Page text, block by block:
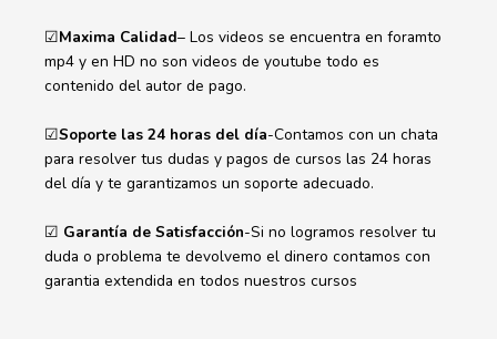
☑Maxima Calidad– Los videos se encuentra en foramto
mp4 y en HD no son videos de youtube todo es
contenido del autor de pago.
☑Soporte las 24 horas del día-Contamos con un chata
para resolver tus dudas y pagos de cursos las 24 horas
del día y te garantizamos un soporte adecuado.
☑ Garantía de Satisfacción-Si no logramos resolver tu
duda o problema te devolvemo el dinero contamos con
garantia extendida en todos nuestros cursos